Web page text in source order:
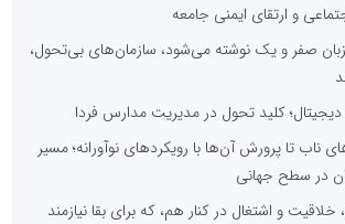
و ارتقای ایمنی جامعه
زبان صفر و یک نوشته می‌شود، سازمان‌های بی‌تحول،
دیجیتال؛ کلید تحول در مدیریت مدارس فردا
ناب تا پرورش آن‌ها با رویکردهای نوآورانه؛ مسیر
در سطح جهانی
و اشتغال در کنار هم، که برای بقا نیازمند